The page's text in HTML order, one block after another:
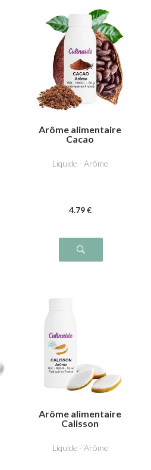
Arôme alimentaire
Cacao
Liquide - Arôme
4.79 €
Arôme alimentaire
Calisson
Liquide - Arôme